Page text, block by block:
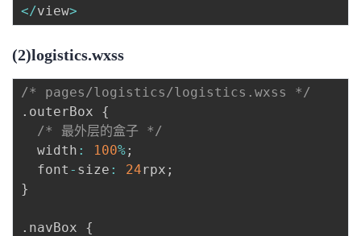
</view>
(2)logistics.wxss
/* pages/logistics/logistics.wxss */
. outerBox {
/* 最外层的盒子 */
  width
: 100%;
  font
- size : 24rpx ;
}
. navBox {